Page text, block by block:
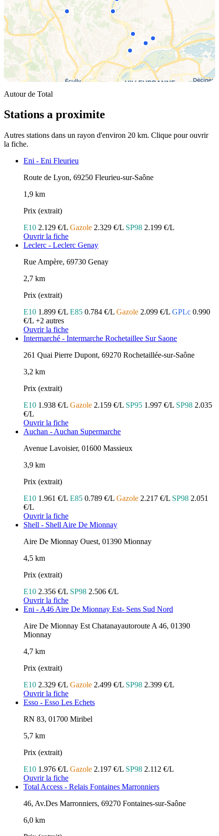
Autour de Total
Stations a proximite
Autres stations dans un rayon d'environ 20 km. Clique pour ouvrir
la fiche.
Eni - Eni Fleurieu
Route de Lyon, 69250 Fleurieu-sur-Saône
1,9 km
Prix (extrait)
E10 2.129 €/L Gazole 2.329 €/L SP98 2.199 €/L
Ouvrir la fiche
Leclerc - Leclerc Genay
Rue Ampère, 69730 Genay
2,7 km
Prix (extrait)
E10 1.899 €/L E85 0.784 €/L Gazole 2.099 €/L GPLc 0.990
€/L +2 autres
Ouvrir la fiche
Intermarché - Intermarche Rochetaillee Sur Saone
261 Quai Pierre Dupont, 69270 Rochetaillée-sur-Saône
3,2 km
Prix (extrait)
E10 1.938 €/L Gazole 2.159 €/L SP95 1.997 €/L SP98 2.035
€/L
Ouvrir la fiche
Auchan - Auchan Supermarche
Avenue Lavoisier, 01600 Massieux
3,9 km
Prix (extrait)
E10 1.961 €/L E85 0.789 €/L Gazole 2.217 €/L SP98 2.051
€/L
Ouvrir la fiche
Shell - Shell Aire De Mionnay
Aire De Mionnay Ouest, 01390 Mionnay
4,5 km
Prix (extrait)
E10 2.356 €/L SP98 2.506 €/L
Ouvrir la fiche
Eni - A46 Aire De Mionnay Est- Sens Sud Nord
Aire De Mionnay Est Chatanayautoroute A 46, 01390
Mionnay
4,7 km
Prix (extrait)
E10 2.329 €/L Gazole 2.499 €/L SP98 2.399 €/L
Ouvrir la fiche
Esso - Esso Les Echets
RN 83, 01700 Miribel
5,7 km
Prix (extrait)
E10 1.976 €/L Gazole 2.197 €/L SP98 2.112 €/L
Ouvrir la fiche
Total Access - Relais Fontaines Marronniers
46, Av.Des Marronniers, 69270 Fontaines-sur-Saône
6,0 km